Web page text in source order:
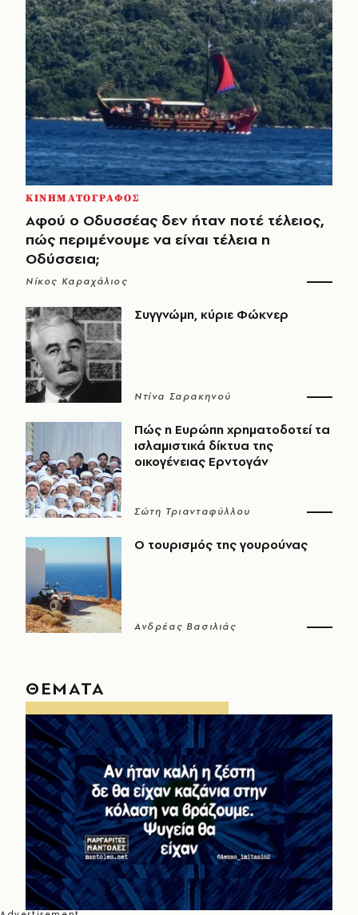
ΚΙΝΗΜΑΤΟΓΡΑΦΟΣ
Αφού ο Οδυσσέας δεν ήταν ποτέ τέλειος,
πώς περιμένουμε να είναι τέλεια η
Οδύσσεια;
Νίκος Καραχάλιος
Συγγνώμη, κύριε Φώκνερ
Ντίνα Σαρακηνού
Πώς η Ευρώπη χρηματοδοτεί τα
ισλαμιστικά δίκτυα της
οικογένειας Ερντογάν
Σώτη Τριανταφύλλου
Ο τουρισμός της γουρούνας
Ανδρέας Βασιλιάς
ΘΕΜΑΤΑ